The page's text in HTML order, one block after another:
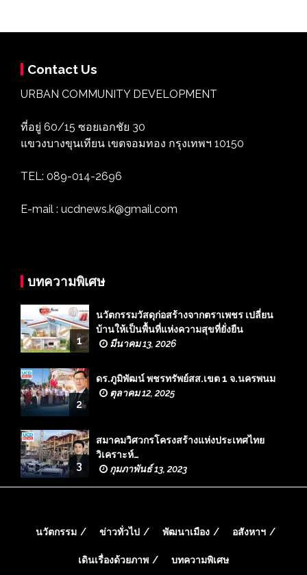
Contact Us
URBAN COMMUNITY DEVELOPMENT
ที่อยู่ 60/15 ซอยเอกชัย 30
แขวงบางขุนเทียน เขตจอมทอง กรุงเทพฯ 10150
TEL: 089-014-2696
E-mail : ucdnews.k@gmail.com
บทความพิเศษ
1
นวัตกรรมวัสดุก่อสร้างจากตราเพชร เปลี่ยน
บ้านให้เป็นพื้นที่แห่งความสุขที่ยั่งยืน
มีนาคม 13, 2026
2
ดร.ภูมิพัฒน์ พชรทรัพย์สส.เขต 1 จ.นครพนม
ตุลาคม 12, 2025
3
สมาคมวิศวกรโครงสร้างแห่งประเทศไทย
วิเคราะห์…
กุมภาพันธ์ 13, 2023
นวัตกรรม ข่าวทั่วไป พัฒนาเมือง อสังหาฯ
เดินเรื่องด้วยภาพ บทความพิเศษ